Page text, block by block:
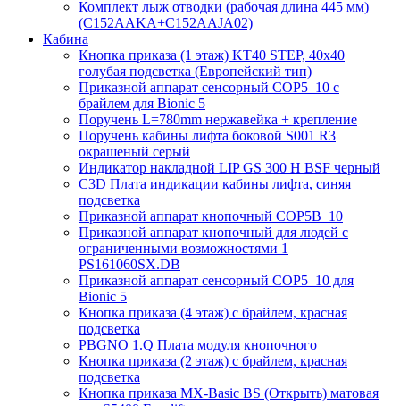
Комплект лыж отводки (рабочая длина 445 мм)
(C152AAKA+C152AAJA02)
Кабина
Кнопка приказа (1 этаж) KT40 STEP, 40х40
голубая подсветка (Европейский тип)
Приказной аппарат сенсорный COP5_10 с
брайлем для Bionic 5
Поручень L=780mm нержавейка + крепление
Поручень кабины лифта боковой S001 R3
окрашеный серый
Индикатор накладной LIP GS 300 H BSF черный
C3D Плата индикации кабины лифта, синяя
подсветка
Приказной аппарат кнопочный COP5B_10
Приказной аппарат кнопочный для людей с
ограниченными возможностями 1
PS161060SX.DB
Приказной аппарат сенсорный COP5_10 для
Bionic 5
Кнопка приказа (4 этаж) с брайлем, красная
подсветка
PBGNO 1.Q Плата модуля кнопочного
Кнопка приказа (2 этаж) с брайлем, красная
подсветка
Кнопка приказа MX-Basic BS (Открыть) матовая